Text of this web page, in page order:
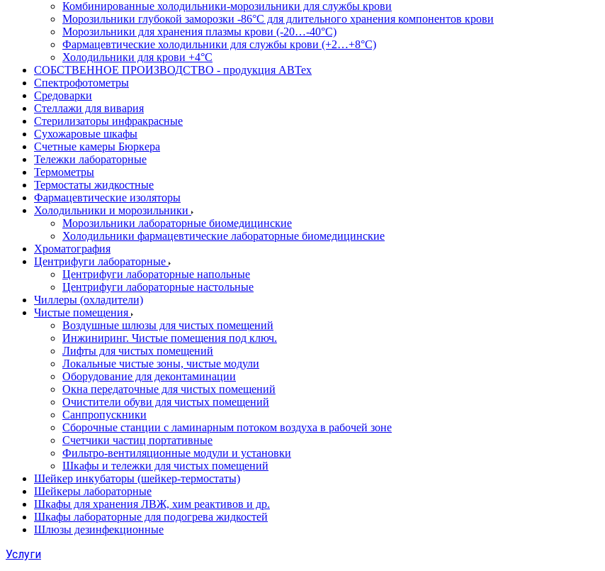
Комбинированные холодильники-морозильники для службы крови
Морозильники глубокой заморозки -86°С для длительного хранения компонентов крови
Морозильники для хранения плазмы крови (-20…-40°С)
Фармацевтические холодильники для службы крови (+2…+8°С)
Холодильники для крови +4°С
СОБСТВЕННОЕ ПРОИЗВОДСТВО - продукция АВТех
Спектрофотометры
Средоварки
Стеллажи для вивария
Стерилизаторы инфракрасные
Сухожаровые шкафы
Счетные камеры Бюркера
Тележки лабораторные
Термометры
Термостаты жидкостные
Фармацевтические изоляторы
Холодильники и морозильники
Морозильники лабораторные биомедицинские
Холодильники фармацевтические лабораторные биомедицинские
Хроматография
Центрифуги лабораторные
Центрифуги лабораторные напольные
Центрифуги лабораторные настольные
Чиллеры (охладители)
Чистые помещения
Воздушные шлюзы для чистых помещений
Инжиниринг. Чистые помещения под ключ.
Лифты для чистых помещений
Локальные чистые зоны, чистые модули
Оборудование для деконтаминации
Окна передаточные для чистых помещений
Очистители обуви для чистых помещений
Санпропускники
Сборочные станции с ламинарным потоком воздуха в рабочей зоне
Счетчики частиц портативные
Фильтро-вентиляционные модули и установки
Шкафы и тележки для чистых помещений
Шейкер инкубаторы (шейкер-термостаты)
Шейкеры лабораторные
Шкафы для хранения ЛВЖ, хим реактивов и др.
Шкафы лабораторные для подогрева жидкостей
Шлюзы дезинфекционные
Услуги